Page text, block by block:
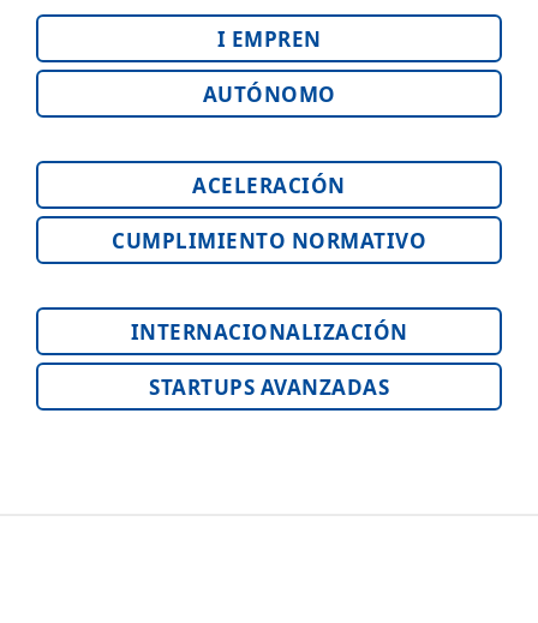
I EMPREN
AUTÓNOMO
ACELERACIÓN
CUMPLIMIENTO NORMATIVO
INTERNACIONALIZACIÓN
STARTUPS AVANZADAS